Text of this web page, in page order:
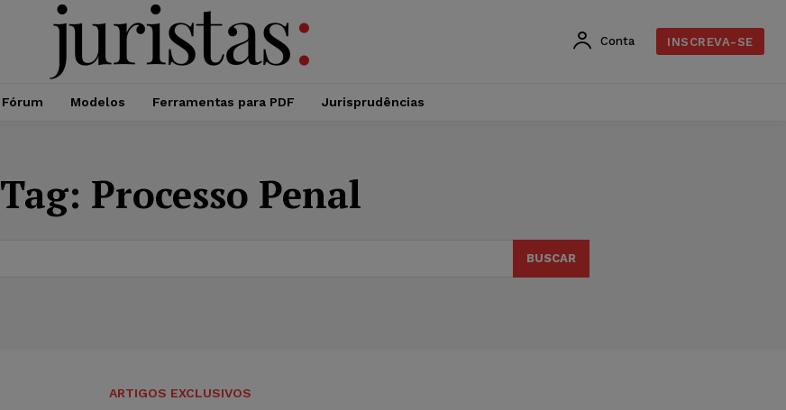
Conta INSCREVA-SE
Fórum Modelos Ferramentas para PDF Jurisprudências
Tag: Processo Penal
BUSCAR
ARTIGOS EXCLUSIVOS